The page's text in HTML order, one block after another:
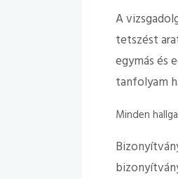
A
tetszést
egymás és
tanfolyam
Minden